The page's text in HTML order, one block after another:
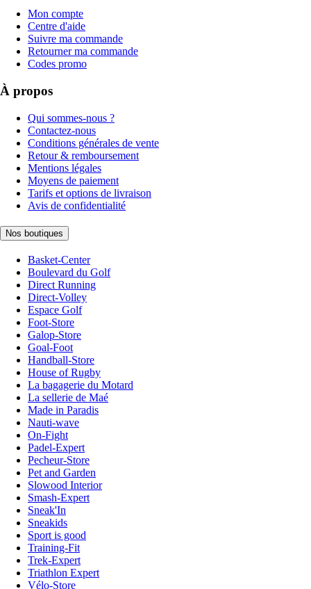
Mon compte
Centre d'aide
Suivre ma commande
Retourner ma commande
Codes promo
À propos
Qui sommes-nous ?
Contactez-nous
Conditions générales de vente
Retour & remboursement
Mentions légales
Moyens de paiement
Tarifs et options de livraison
Avis de confidentialité
Nos boutiques
Basket-Center
Boulevard du Golf
Direct Running
Direct-Volley
Espace Golf
Foot-Store
Galop-Store
Goal-Foot
Handball-Store
House of Rugby
La bagagerie du Motard
La sellerie de Maé
Made in Paradis
Nauti-wave
On-Fight
Padel-Expert
Pecheur-Store
Pet and Garden
Slowood Interior
Smash-Expert
Sneak'In
Sneakids
Sport is good
Training-Fit
Trek-Expert
Triathlon Expert
Vélo-Store